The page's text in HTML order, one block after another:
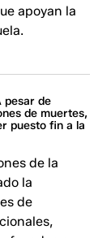
apoyan la
pesar de
de muertes,
puesto fin a la
de la
la
de